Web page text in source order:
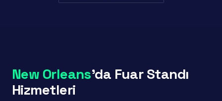
New Orleans'da Fuar Standı
Hizmetleri